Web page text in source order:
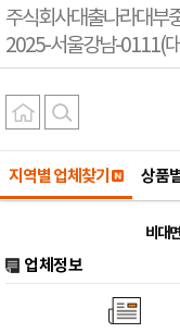
주식회사대출나라대부
2025-서울강남-0111(
지역별 업체찾기 상품
비대
업체정보